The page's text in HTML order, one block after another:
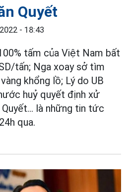
Quyết
- 18:43
tấm của Việt Nam bất
tấn; Nga xoay sở tìm
khổng lồ; Lý do UB
huỷ quyết định xử
là những tin tức
qua.